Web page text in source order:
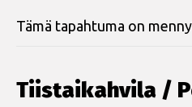
Tämä tapahtuma on
Tiistaikahvila /